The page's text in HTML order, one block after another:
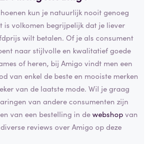
kun je natuurlijk nooit genoeg
is volkomen begrijpelijk dat je liever
wilt betalen. Of je als consument
naar stijlvolle en kwalitatief goede
of heren, bij Amigo vindt men een
van enkel de beste en mooiste merken
van de laatste mode. Wil je graag
van andere consumenten zijn
van een bestelling in dewebshopvan
reviews over Amigo op deze